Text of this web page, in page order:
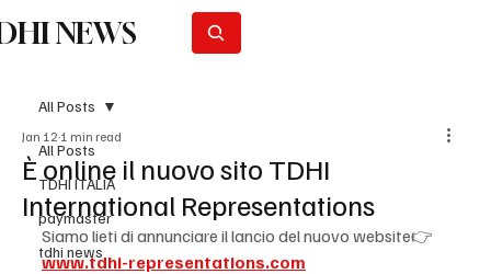
NEWS
All Posts
TDHI ITALIA
paymaster
tdhi news
All Posts
È online il nuovo sito TDHI
International Representations
Jan 12 1 min read
Siamo lieti di annunciare il lancio del nuovo website👉
www.tdhi-representations.com